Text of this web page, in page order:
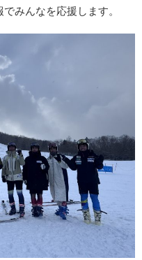
みんなを応援します。